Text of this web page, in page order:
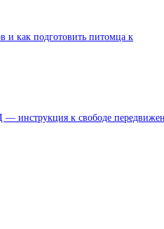
и как подготовить питомца к
инструкция к свободе